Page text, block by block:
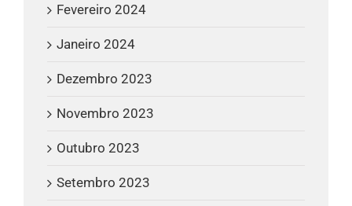
Fevereiro 2024
Janeiro 2024
Dezembro 2023
Novembro 2023
Outubro 2023
Setembro 2023